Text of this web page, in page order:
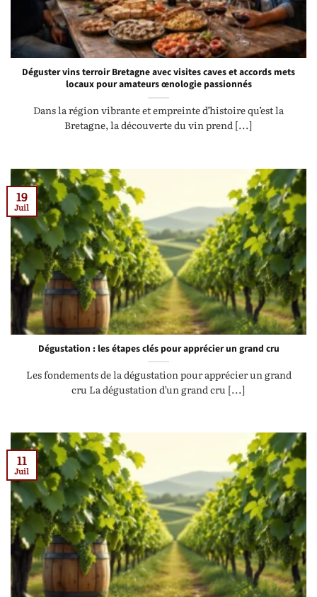
Déguster vins terroir Bretagne avec visites caves et accords mets
locaux pour amateurs œnologie passionnés
Dans la région vibrante et empreinte d’histoire qu’est la
Bretagne, la découverte du vin prend [...]
Dégustation : les étapes clés pour apprécier un grand cru
Les fondements de la dégustation pour apprécier un grand
cru La dégustation d’un grand cru [...]
19
Juil
11
Juil